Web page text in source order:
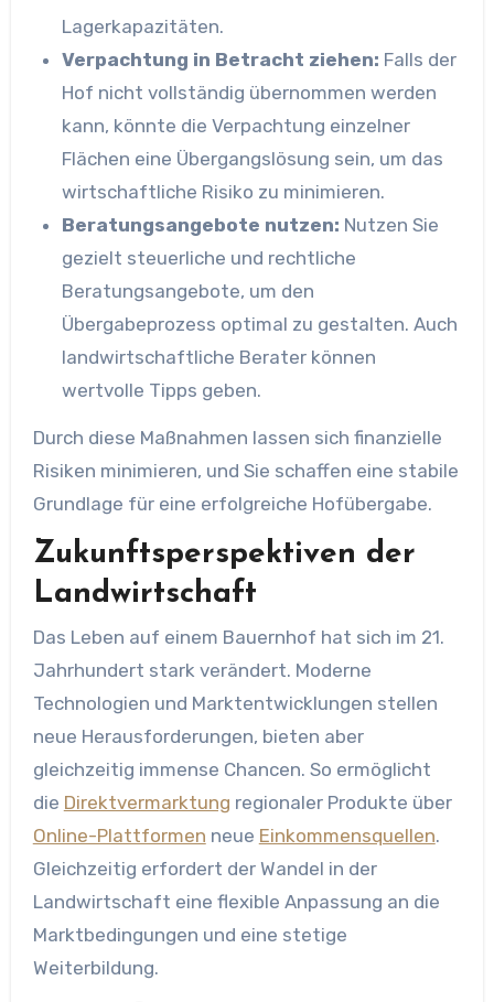
Lagerkapazitäten.
Verpachtung in Betracht ziehen: Falls der
Hof nicht vollständig übernommen werden
kann, könnte die Verpachtung einzelner
Flächen eine Übergangslösung sein, um das
wirtschaftliche Risiko zu minimieren.
Beratungsangebote nutzen: Nutzen Sie
gezielt steuerliche und rechtliche
Beratungsangebote, um den
Übergabeprozess optimal zu gestalten. Auch
landwirtschaftliche Berater können
wertvolle Tipps geben.
Durch diese Maßnahmen lassen sich finanzielle
Risiken minimieren, und Sie schaffen eine stabile
Grundlage für eine erfolgreiche Hofübergabe.
Zukunftsperspektiven der
Landwirtschaft
Das Leben auf einem Bauernhof hat sich im 21.
Jahrhundert stark verändert. Moderne
Technologien und Marktentwicklungen stellen
neue Herausforderungen, bieten aber
gleichzeitig immense Chancen. So ermöglicht
die Direktvermarktung regionaler Produkte über
Online-Plattformen neue Einkommensquellen.
Gleichzeitig erfordert der Wandel in der
Landwirtschaft eine flexible Anpassung an die
Marktbedingungen und eine stetige
Weiterbildung.